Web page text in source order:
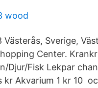
wood
Västerås, Sverige,
Center.
Djur/Fisk Lekpar
kr Akvarium 1 kr 10